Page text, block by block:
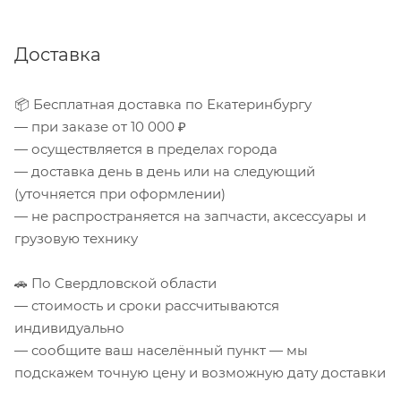
Доставка
📦 Бесплатная доставка по Екатеринбургу
— при заказе от 10 000 ₽
— осуществляется в пределах города
— доставка день в день или на следующий
(уточняется при оформлении)
— не распространяется на запчасти, аксессуары и
грузовую технику
🚗 По Свердловской области
— стоимость и сроки рассчитываются
индивидуально
— сообщите ваш населённый пункт — мы
подскажем точную цену и возможную дату доставки